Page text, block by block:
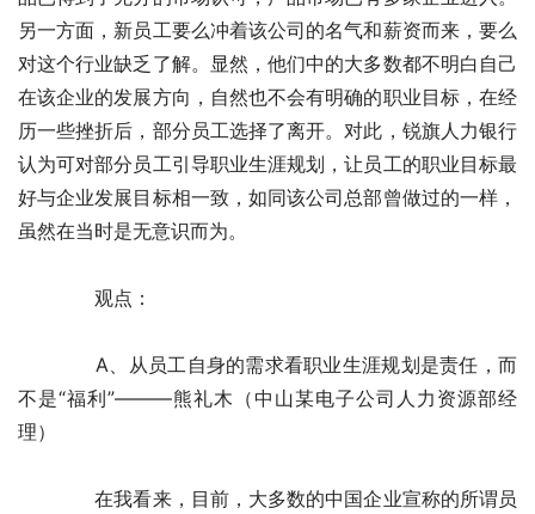
另一方面，新员工要么冲着该公司的名气和薪资而来，要么
对这个行业缺乏了解。显然，他们中的大多数都不明白自己
在该企业的发展方向，自然也不会有明确的职业目标，在经
历一些挫折后，部分员工选择了离开。对此，锐旗人力银行
认为可对部分员工引导职业生涯规划，让员工的职业目标最
好与企业发展目标相一致，如同该公司总部曾做过的一样，
虽然在当时是无意识而为。
观点：
A、从员工自身的需求看职业生涯规划是责任，而
不是“福利”———熊礼木（中山某电子公司人力资源部经
理）
在我看来，目前，大多数的中国企业宣称的所谓员